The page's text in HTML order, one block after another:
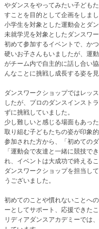
やダンスをやってみたい子ども
すことを目的として企画をしまし
小学生を対象とした運動会とダ
未就学児を対象としたダンスワー
初めて参加するイベントで、か
硬いお子さんもいましたが、運
がチーム内で自主的に話し合い
んなことに挑戦し成長する姿を見
ダンスワークショップではレッ
したが、プロのダンスインスト
ずに挑戦していました。
少し難しいと感じる場面もあっ
取り組む子どもたちの姿が印象的
参加された方から、「初めての
「運動会で友達と一緒に競技で
れ、イベントは大成功で終える
ダンスワークショップを担当し
うございました。
初めてのことや慣れないことへ
ーとしてサポート、応援できた
リディアダンスアカデミーでは